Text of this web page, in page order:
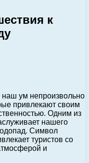
к
ум непроизвольно
привлекают своим
Одним из
нашего
Символ
туристов со
и